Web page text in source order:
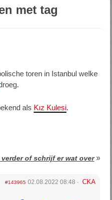
met tag
toren in Istanbul welke
als Kız Kulesi.
verder of schrijf er wat over»
#143965 02.08.2022 08:48 CKA